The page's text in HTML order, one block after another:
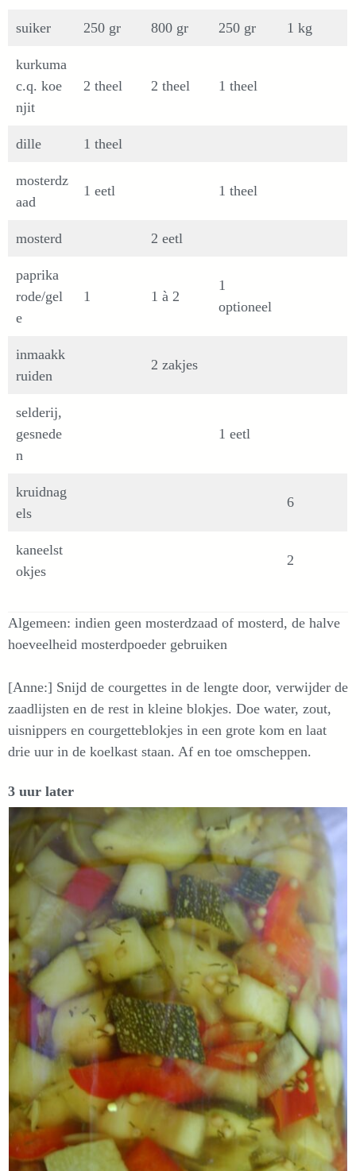
suiker 250 gr 800 gr 250 gr 1 kg
kurkuma
c.q. koe
njit
2 theel 2 theel 1 theel
dille 1 theel
mosterdz
aad
1 eetl 1 theel
mosterd 2 eetl
paprika
rode/gel
e
1 1 à 2
1
optioneel
inmaakk
ruiden
2 zakjes
selderij,
gesnede
n
1 eetl
kruidnag
els
6
kaneelst
okjes
2
Algemeen: indien geen mosterdzaad of mosterd, de halve
hoeveelheid mosterdpoeder gebruiken
[Anne:] Snijd de courgettes in de lengte door, verwijder de
zaadlijsten en de rest in kleine blokjes. Doe water, zout,
uisnippers en courgetteblokjes in een grote kom en laat
drie uur in de koelkast staan. Af en toe omscheppen.
3 uur later